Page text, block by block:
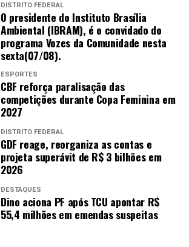
DISTRITO FEDERAL
O presidente do Instituto Brasília
Ambiental (IBRAM), é o convidado do
programa Vozes da Comunidade nesta
sexta(07/08).
ESPORTES
CBF reforça paralisação das
competições durante Copa Feminina em
2027
DISTRITO FEDERAL
GDF reage, reorganiza as contas e
projeta superávit de R$ 3 bilhões em
2026
DESTAQUES
Dino aciona PF após TCU apontar R$
55,4 milhões em emendas suspeitas